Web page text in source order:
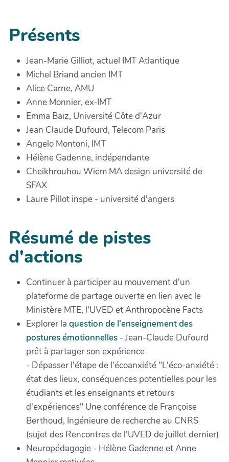
Présents
Jean-Marie Gilliot, actuel IMT Atlantique
Michel Briand ancien IMT
Alice Carne, AMU
Anne Monnier, ex-IMT
Emma Baïz, Université Côte d'Azur
Jean Claude Dufourd, Telecom Paris
Angelo Montoni, IMT
Hélène Gadenne, indépendante
Cheikhrouhou Wiem MA design université de
SFAX
Laure Pillot inspe - université d'angers
Résumé de pistes
d'actions
Continuer à participer au mouvement d'un
plateforme de partage ouverte en lien avec le
Ministère MTE, l'UVED et Anthropocène Facts
Explorer la question de l'enseignement des
postures émotionnelles - Jean-Claude Dufourd
prêt à partager son expérience
- Dépasser l'étape de l'écoanxiété "L'éco-anxiété :
état des lieux, conséquences potentielles pour les
étudiants et les enseignants et retours
d'expériences" Une conférence de Françoise
Berthoud, Ingénieure de recherche au CNRS
(sujet des Rencontres de l'UVED de juillet dernier)
Neuropédagogie - Hélène Gadenne et Anne